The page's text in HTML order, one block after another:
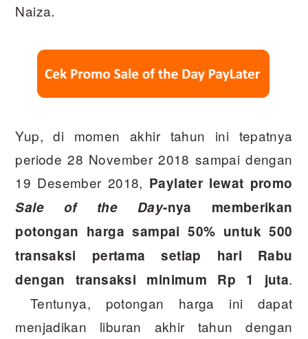
Naiza.
Yup, di momen akhir tahun ini tepatnya
periode 28 November 2018 sampai dengan
19 Desember 2018, Paylater lewat promo
Sale of the Day-nya memberikan
potongan harga sampai 50% untuk 500
transaksi pertama setiap hari Rabu
dengan transaksi minimum Rp 1 juta.
Tentunya, potongan harga ini dapat
menjadikan liburan akhir tahun dengan